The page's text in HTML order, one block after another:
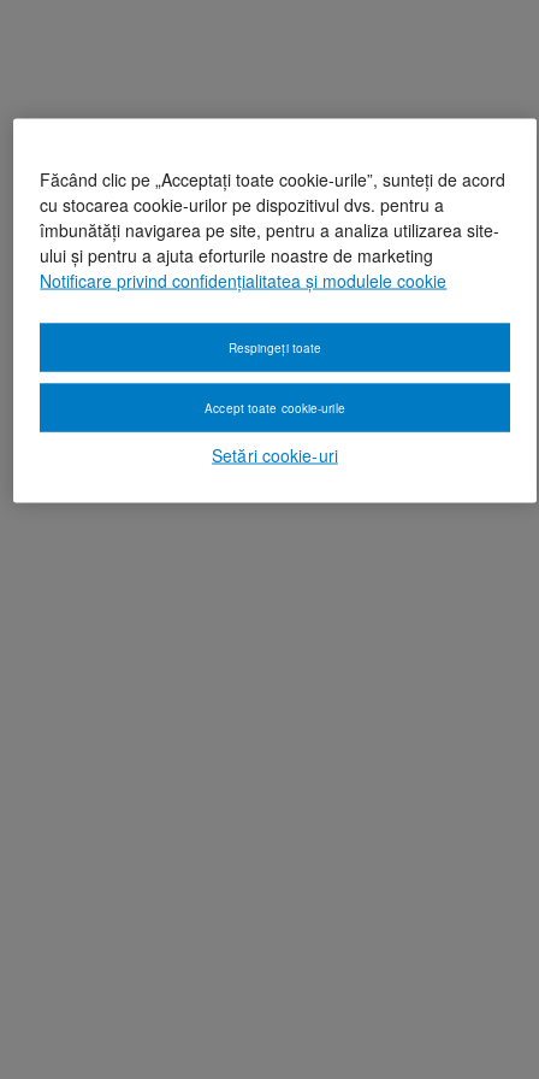
Făcând clic pe „Acceptați toate cookie-urile”, sunteți de acord
cu stocarea cookie-urilor pe dispozitivul dvs. pentru a
îmbunătăți navigarea pe site, pentru a analiza utilizarea site-
ului și pentru a ajuta eforturile noastre de marketing
Notificare privind confidențialitatea și modulele cookie
Setări cookie-uri
Respingeți toate
Accept toate cookie-urile